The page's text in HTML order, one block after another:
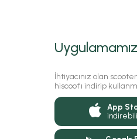
İhtiyacınız olan
hiscoot'ı indirip
App